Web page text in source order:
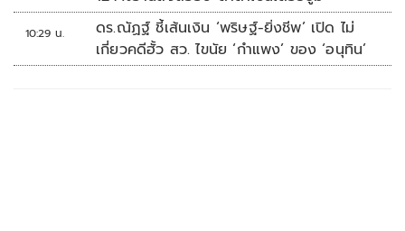
10:29 น.
ดร.ณัฏฐ์ ชี้เส้นเงิน ‘พริษฐ์-ยิ่งชีพ’ เปิด ไม่
เกี่ยวคดีฮั้ว สว. ไขนัย ‘กำแพง’ ของ ‘อนุทิน’